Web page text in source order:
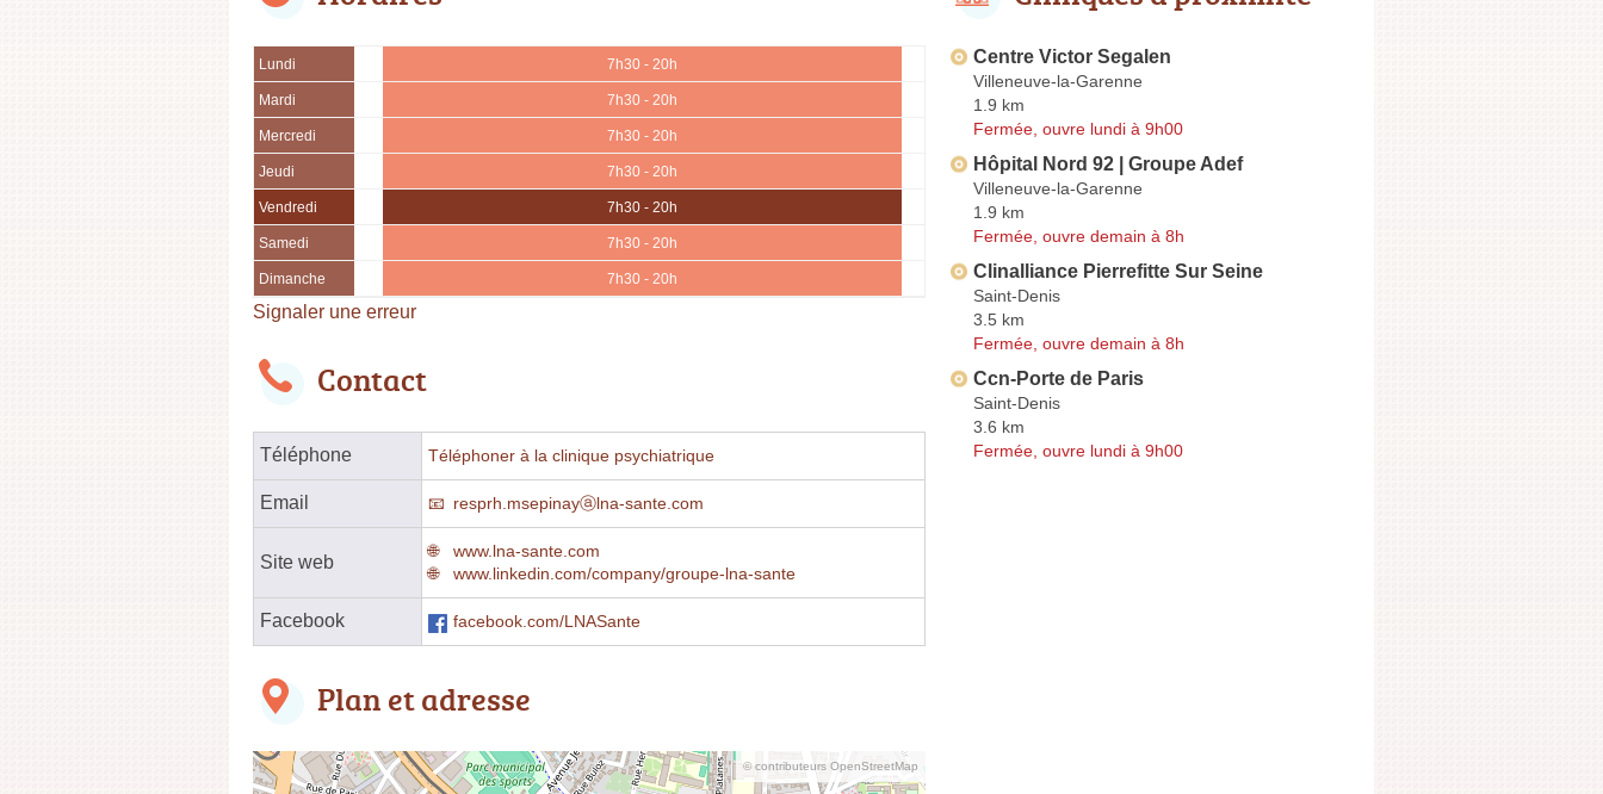
Lundi 7h30 - 20h
Mardi 7h30 - 20h
Mercredi 7h30 - 20h
Jeudi 7h30 - 20h
Vendredi 7h30 - 20h
Samedi 7h30 - 20h
Dimanche 7h30 - 20h
Signaler une erreur
Contact
Téléphone Téléphoner à la clinique psychiatrique
Email resprh.msepinayⓐlna-sante.com
Site web
www.lna-sante.com
www.linkedin.com/company/groupe-lna-sante
Facebook facebook.com/LNASante
Plan et adresse
© contributeurs OpenStreetMap
Centre Victor Segalen
Villeneuve-la-Garenne
1.9 km
Fermée, ouvre lundi à 9h00
Hôpital Nord 92 | Groupe Adef
Villeneuve-la-Garenne
1.9 km
Fermée, ouvre demain à 8h
Clinalliance Pierrefitte Sur Seine
Saint-Denis
3.5 km
Fermée, ouvre demain à 8h
Ccn-Porte de Paris
Saint-Denis
3.6 km
Fermée, ouvre lundi à 9h00